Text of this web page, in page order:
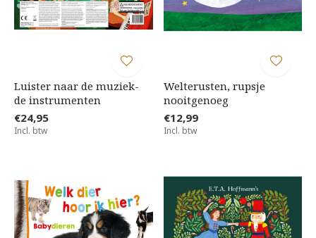
Luister naar de muziek-
de instrumenten
€24,95
Incl. btw
Welterusten, rupsje
nooitgenoeg
€12,99
Incl. btw